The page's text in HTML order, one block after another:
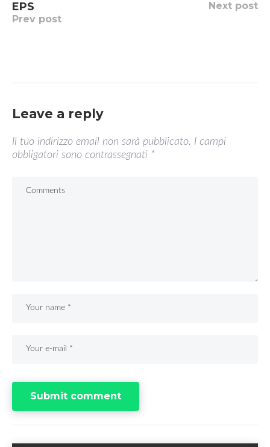
articoli
EPS
Prev post
Next post
Leave a reply
Il tuo indirizzo email non sarà pubblicato. I campi
obbligatori sono contrassegnati *